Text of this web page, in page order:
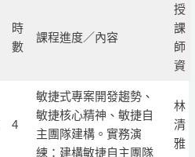
時
數
課程進度／內容
授
課
師
資
4
敏捷式專案開發趨勢、
敏捷核心精神、敏捷自
主團隊建構。實務演
練：建構敏捷自主團隊
林
清
雅